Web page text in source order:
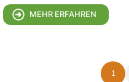
MEHR ERFAHREN
1